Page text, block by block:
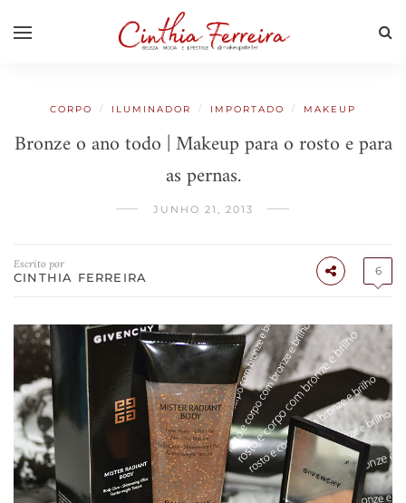
CORPO / ILUMINADOR / IMPORTADO / MAKEUP
Bronze o ano todo | Makeup para o rosto e para
as pernas.
JUNHO 21, 2013
Escrito por
CINTHIA FERREIRA 6